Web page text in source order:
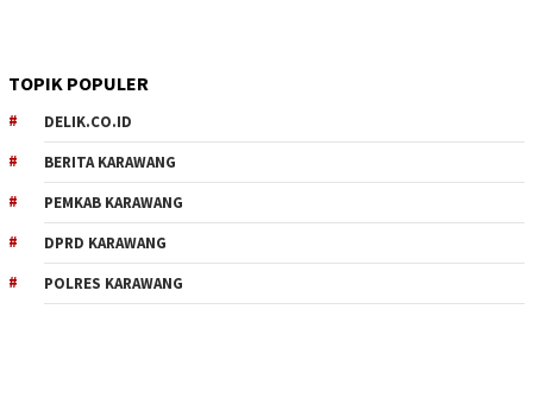
TOPIK POPULER
DELIK.CO.ID
BERITA KARAWANG
PEMKAB KARAWANG
DPRD KARAWANG
POLRES KARAWANG